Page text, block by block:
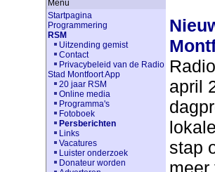
Menu
Startpagina
Programmering
RSM
Uitzending gemist
Contact
Privacybeleid van de Radio
Stad Montfoort App
20 jaar RSM
Online media
Programma's
Fotoboek
Persberichten
Links
Vacatures
Luister onderzoek
Donateur worden
april
stap
meer